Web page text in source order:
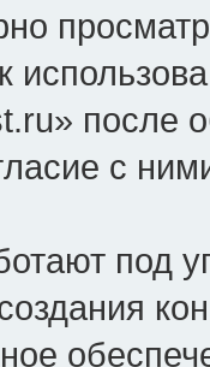
после
с
под